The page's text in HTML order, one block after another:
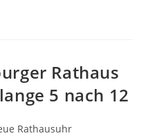
Rathaus
5 nach 12
Rathausuhr